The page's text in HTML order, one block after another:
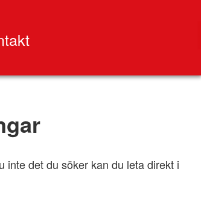
inte det du söker kan du leta direkt i